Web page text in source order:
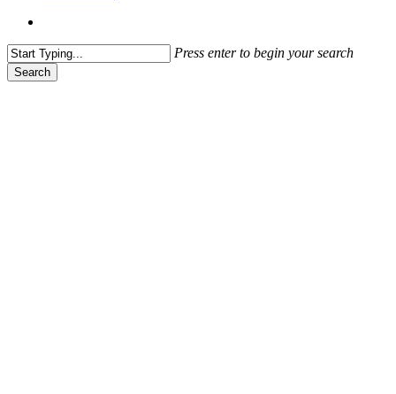
Press enter to begin your search
Search